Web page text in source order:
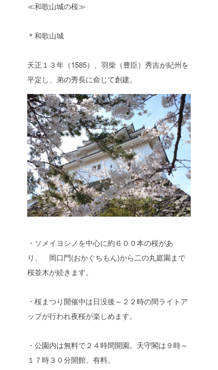
≪和歌山城の桜≫
＊和歌山城
天正１３年（1585）、羽柴（豊臣）秀吉が紀州を
平定し、弟の秀長に命じて創建。
・ソメイヨシノを中心に約６００本の桜があ
り、 岡口門(おかぐちもん)から二の丸庭園まで
桜並木が続きます。
・桜まつり開催中は日没後～２２時の間ライトア
ップが行われ夜桜が楽しめます。
・公園内は無料で２４時間開園。天守閣は９時～
１７時３０分開館、有料。